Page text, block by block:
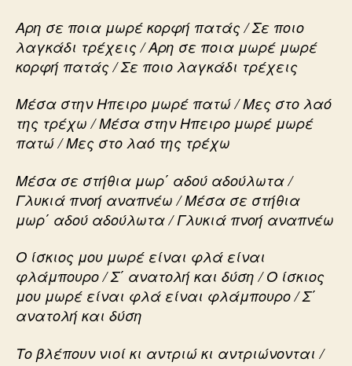
Αρη σε ποια μωρέ κορφή πατάς / Σε ποιο
λαγκάδι τρέχεις / Αρη σε ποια μωρέ μωρέ
κορφή πατάς / Σε ποιο λαγκάδι τρέχεις
Μέσα στην Ηπειρο μωρέ πατώ / Μες στο λαό
της τρέχω / Μέσα στην Ηπειρο μωρέ μωρέ
πατώ / Μες στο λαό της τρέχω
Μέσα σε στήθια μωρ΄ αδού αδούλωτα /
Γλυκιά πνοή αναπνέω / Μέσα σε στήθια
μωρ΄ αδού αδούλωτα / Γλυκιά πνοή αναπνέω
Ο ίσκιος μου μωρέ είναι φλά είναι
φλάμπουρο / Σ΄ ανατολή και δύση / Ο ίσκιος
μου μωρέ είναι φλά είναι φλάμπουρο / Σ΄
ανατολή και δύση
Το βλέπουν νιοί κι αντριώ κι αντριώνονται /